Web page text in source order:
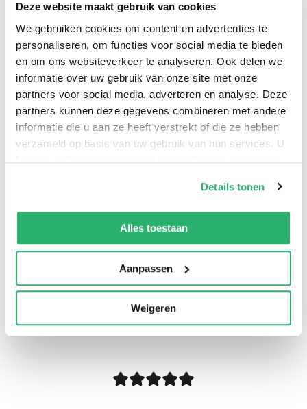
Deze website maakt gebruik van cookies
We gebruiken cookies om content en advertenties te
personaliseren, om functies voor social media te bieden
en om ons websiteverkeer te analyseren. Ook delen we
informatie over uw gebruik van onze site met onze
partners voor social media, adverteren en analyse. Deze
partners kunnen deze gegevens combineren met andere
informatie die u aan ze heeft verstrekt of die ze hebben
verzameld op basis van uw gebruik van hun services. U
kunt op ieder moment uw cookievoorkeuren aanpassen
We werken samen met13 derdendie uw gegevens
kunnen ontvangen en verwerken.
Details tonen
Alles toestaan
Aanpassen
Weigeren
vingerafdrukken. Door de precieze pasvorm voor de
tolino shine color sluit de folie perfect aan op het
scherm en laat zij alle knoppen en aansluitingen vrij
toegankelijk.Highlights:Speciaal ontwikkeld voor de
tolino shine colorUltra-transparant – geen verlies van
beeldkwaliteitKrasbestendig en vuilafstotendEnvoudige
montageVrijlating van alle knoppen en aansluitingen